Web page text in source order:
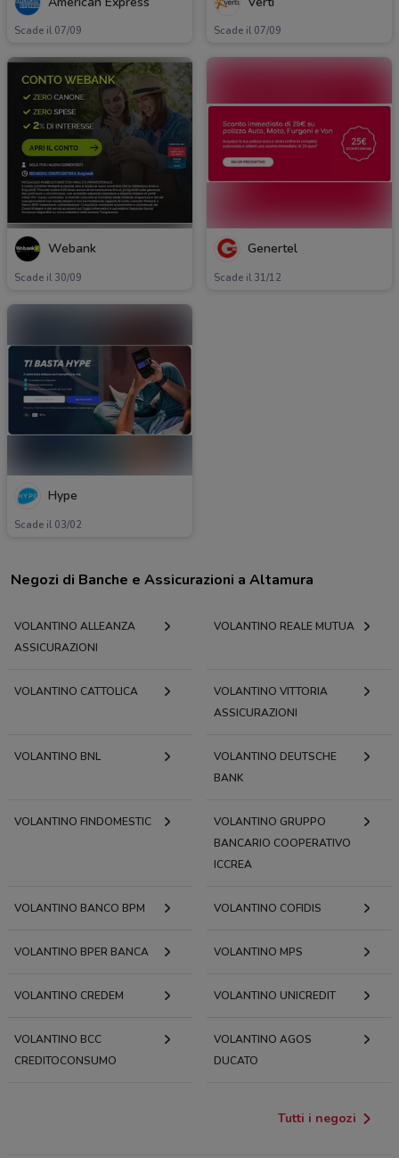
Scade il 07/09 Scade il 07/09
Webank
Scade il 30/09
Genertel
Scade il 31/12
Hype
Scade il 03/02
Negozi di Banche e Assicurazioni a Altamura
VOLANTINO ALLEANZA
ASSICURAZIONI
VOLANTINO REALE MUTUA
VOLANTINO CATTOLICA
VOLANTINO VITTORIA
ASSICURAZIONI
VOLANTINO BNL
VOLANTINO DEUTSCHE
BANK
VOLANTINO FINDOMESTIC
VOLANTINO GRUPPO
BANCARIO COOPERATIVO
ICCREA
VOLANTINO BANCO BPM VOLANTINO COFIDIS
VOLANTINO BPER BANCA VOLANTINO MPS
VOLANTINO CREDEM VOLANTINO UNICREDIT
VOLANTINO BCC
CREDITOCONSUMO
VOLANTINO AGOS
DUCATO
Tutti i negozi